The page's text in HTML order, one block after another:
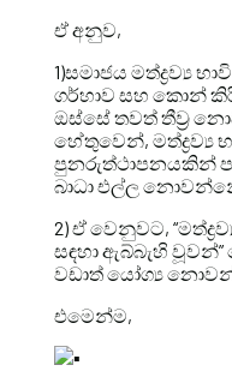
ඒ අනුව,
1)සමාජය මත්ද්‍රව්‍ය
ගර්හාව සහ කොන්
ඔස්සේ තවත් තීව්‍ර
හේතුවෙන්,
පුනරුත්ථාපනයකින්
බාධා එල්ල
2) ඒ වෙනුවට,
සඳහා ඇබ්බැහි
වඩාත් යෝග්‍ය
එමෙන්ම,